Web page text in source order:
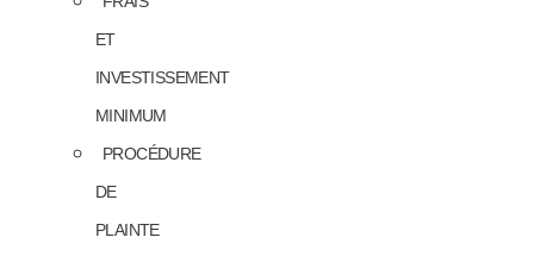
ET
INVESTISSEMENT
MINIMUM
PROCÉDURE
DE
PLAINTE